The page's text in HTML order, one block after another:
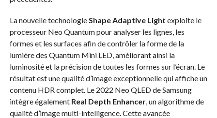
La nouvelle technologie Shape Adaptive Light exploite le
processeur Neo Quantum pour analyser les lignes, les
formes et les surfaces afin de contrôler la forme de la
lumière des Quantum Mini LED, améliorant ainsi la
luminosité et la précision de toutes les formes sur l’écran. Le
résultat est une qualité d’image exceptionnelle qui affiche un
contenu HDR complet. Le 2022 Neo QLED de Samsung
intègre également Real Depth Enhancer, un algorithme de
qualité d’image multi-intelligence. Cette avancée